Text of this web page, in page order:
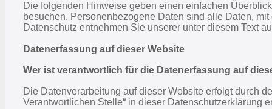
Die folgenden Hinweise geben einen einfachen
besuchen. Personenbezogene Daten sind alle Daten,
Datenschutz entnehmen Sie unserer unter diesem Text
Datenerfassung auf dieser Website
Wer ist verantwortlich für die Datenerfassung auf
Die Datenverarbeitung auf dieser Website erfolgt durch
Verantwortlichen Stelle“ in dieser Datenschutzerklärung